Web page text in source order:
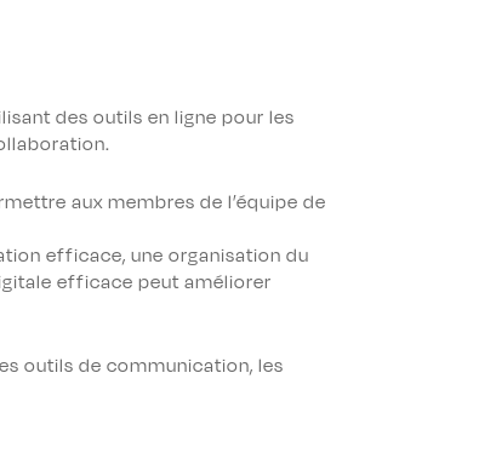
des outils en ligne pour les
aux membres de l’équipe de
efficace, une organisation du
efficace peut améliorer
outils de communication, les